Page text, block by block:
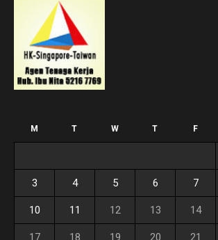
M T W T F
3 4 5 6 7
10 11 12 13 14
17 18 19 20 21